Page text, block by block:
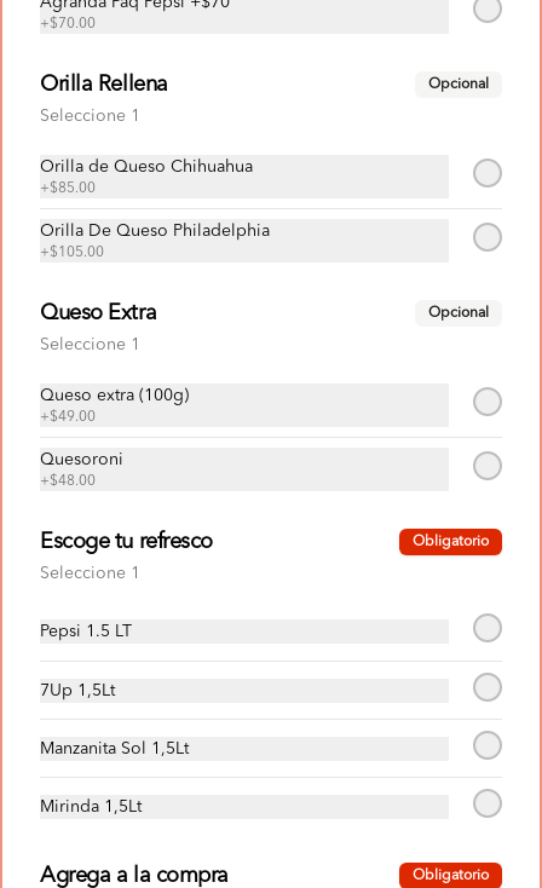
¿Dónde quieres pedir?
Paquetes
Mister Pizza Paquetes
Acumula
Regístrate, gana puntos con tus compras y
Paquetes
Para que te quedes con el ojo cuadrado;
ingredientes al gusto, espagueti de ½ L
con queso y un refresco de la familia
$355.00
de Espagueti y Una Orden de Papas a la
+$70.00
Orilla Rellena Opcional
Seleccione 1
Orilla de Queso Chihuahua
+$85.00
Orilla De Queso Philadelphia
+$105.00
Queso Extra Opcional
Seleccione 1
Queso extra (100g)
+$49.00
Quesoroni
+$48.00
Escoge tu refresco Obligatorio
Seleccione 1
Pepsi 1.5 LT
7Up 1,5Lt
Manzanita Sol 1,5Lt
Mirinda 1,5Lt
Agrega a la compra Obligatorio